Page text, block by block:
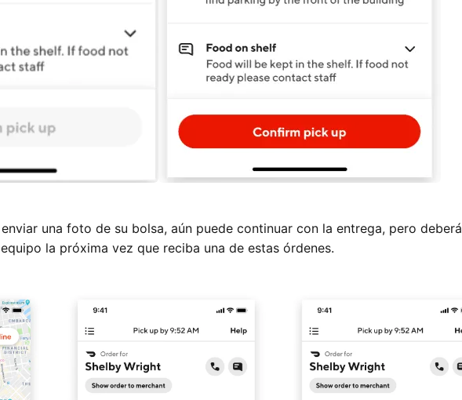
una foto de su bolsa, aún puede continuar con la entrega, pero deberá
la próxima vez que reciba una de estas órdenes.